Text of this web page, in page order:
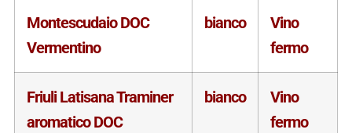
Montescudaio DOC
Vermentino
bianco
Vino
fermo
Friuli Latisana Traminer
aromatico DOC
bianco
Vino
fermo